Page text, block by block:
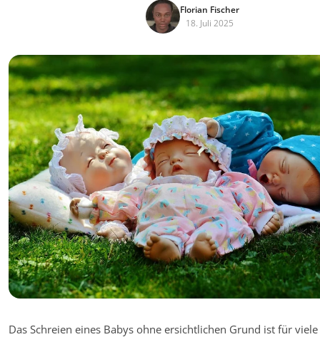
Florian Fischer
18. Juli 2025
Das Schreien eines Babys ohne ersichtlichen Grund ist für